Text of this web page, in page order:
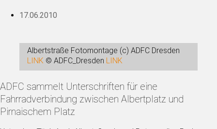
17.06.2010
Albertstraße Fotomontage (c) ADFC Dresden
LINK © ADFC_Dresden LINK
ADFC sammelt Unterschriften für eine
Fahrradverbindung zwischen Albertplatz und
Pirnaischem Platz